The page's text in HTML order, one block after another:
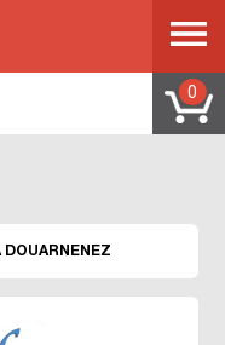
immobili&eagrave;res
0